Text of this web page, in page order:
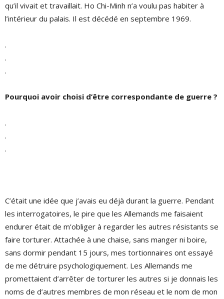
qu’il vivait et travaillait. Ho Chi-Minh n’a voulu pas habiter à
l’intérieur du palais. Il est décédé en septembre 1969.
.
.
.
Pourquoi avoir choisi d’être correspondante de guerre ?
.
.
.
C’était une idée que j’avais eu déjà durant la guerre. Pendant
les interrogatoires, le pire que les Allemands me faisaient
endurer était de m’obliger à regarder les autres résistants se
faire torturer. Attachée à une chaise, sans manger ni boire,
sans dormir pendant 15 jours, mes tortionnaires ont essayé
de me détruire psychologiquement. Les Allemands me
promettaient d’arrêter de torturer les autres si je donnais les
noms de d’autres membres de mon réseau et le nom de mon